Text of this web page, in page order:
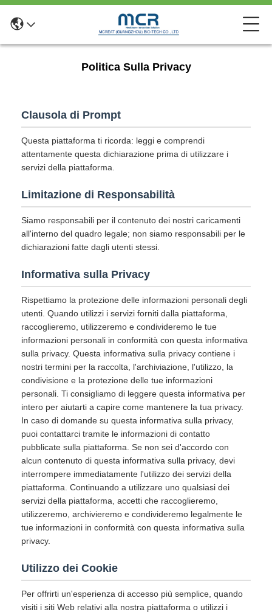
Politica Sulla Privacy
Clausola di Prompt
Questa piattaforma ti ricorda: leggi e comprendi
attentamente questa dichiarazione prima di utilizzare i
servizi della piattaforma.
Limitazione di Responsabilità
Siamo responsabili per il contenuto dei nostri caricamenti
all'interno del quadro legale; non siamo responsabili per le
dichiarazioni fatte dagli utenti stessi.
Informativa sulla Privacy
Rispettiamo la protezione delle informazioni personali degli
utenti. Quando utilizzi i servizi forniti dalla piattaforma,
raccoglieremo, utilizzeremo e condivideremo le tue
informazioni personali in conformità con questa informativa
sulla privacy. Questa informativa sulla privacy contiene i
nostri termini per la raccolta, l'archiviazione, l'utilizzo, la
condivisione e la protezione delle tue informazioni
personali. Ti consigliamo di leggere questa informativa per
intero per aiutarti a capire come mantenere la tua privacy.
In caso di domande su questa informativa sulla privacy,
puoi contattarci tramite le informazioni di contatto
pubblicate sulla piattaforma. Se non sei d'accordo con
alcun contenuto di questa informativa sulla privacy, devi
interrompere immediatamente l'utilizzo dei servizi della
piattaforma. Continuando a utilizzare uno qualsiasi dei
servizi della piattaforma, accetti che raccoglieremo,
utilizzeremo, archivieremo e condivideremo legalmente le
tue informazioni in conformità con questa informativa sulla
privacy.
Utilizzo dei Cookie
Per offrirti un'esperienza di accesso più semplice, quando
visiti i siti Web relativi alla nostra piattaforma o utilizzi i